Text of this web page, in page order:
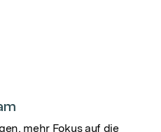
mehr Fokus auf die